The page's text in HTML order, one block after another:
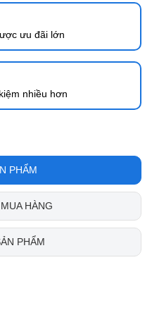
ưu đãi lớn
nhiều hơn
PHẨM
HÀNG
PHẨM